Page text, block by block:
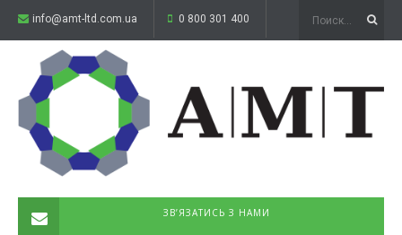
info@amt-ltd.com.ua 0 800 301 400
ЗВ’ЯЗАТИСЬ З НАМИ